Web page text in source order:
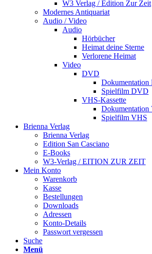
W3 Verlag / Edition Zur Zeit
Modernes Antiquariat
Audio / Video
Audio
Hörbücher
Heimat deine Sterne
Verlorene Heimat
Video
DVD
Spielfilm DVD
VHS-Kassette
Dokumentation
Spielfilm VHS
Brienna Verlag
Brienna Verlag
Edition San Casciano
E-Books
W3-Verlag / EITION ZUR ZEIT
Mein Konto
Warenkorb
Kasse
Bestellungen
Downloads
Adressen
Konto-Details
Passwort vergessen
Suche
Menü